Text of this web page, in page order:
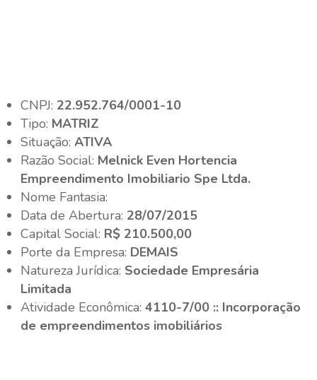
CNPJ: 22.952.764/0001-10
Tipo: MATRIZ
Situação:ATIVA
Razão Social: Melnick Even Hortencia
Empreendimento Imobiliario Spe Ltda.
Nome Fantasia:
Data de Abertura: 28/07/2015
Capital Social: R$ 210.500,00
Porte da Empresa: DEMAIS
Natureza Jurídica: Sociedade Empresária
Limitada
Atividade Econômica:4110-7/00 :: Incorporação
de empreendimentos imobiliários